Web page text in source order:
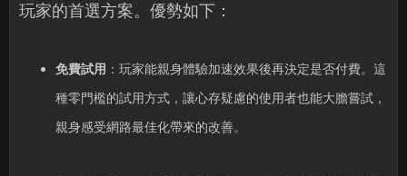
玩家的首選方案。優勢如下：
免費試用 ：玩家能親身體驗加速效果後再決定是否付費。這
種零門檻的試用方式，讓心存疑慮的使用者也能大膽嘗試，
親身感受網路最佳化帶來的改善。